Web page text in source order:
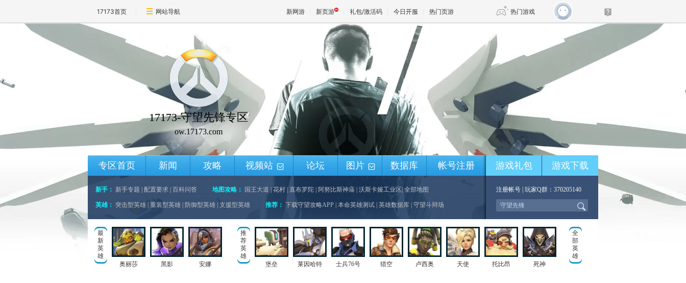
17173首页 网站导航 新网游 新页游 礼包/激活码 今日开服 热门页游 热门游戏
DNF
剑网3旗舰版 新天龙八部
王权与自由 诛仙世界 新仙侠5
17173-守望先锋专区
ow.17173.com
专区首页 新闻 攻略 视频站 + 论坛 图片 + 数据库 帐号注册
新手： 新手专题 配置要求 百科问答 地图攻略： 国王大道 |花村 直布罗陀 阿努比斯神庙 沃斯卡娅工业区 全部地图
英雄： 突击型英雄 重装型英雄 防御型英雄 支援型英雄 推荐： 下载守望攻略APP 本命英雄测试 英雄数据库 守望斗辩场
游戏礼包 游戏下载
注册帐号 | 玩家Q群：370205140
*
最
新
英
雄
奥丽莎
黑影 安娜
推
荐
英
雄
堡垒
莱因哈特 士兵76号 猎空 卢西奥 天使 托比昂 死神
全
部
英
雄